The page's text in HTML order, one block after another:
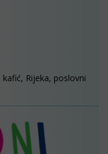
Rijeka, poslovni